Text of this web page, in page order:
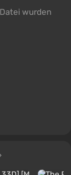
wurden